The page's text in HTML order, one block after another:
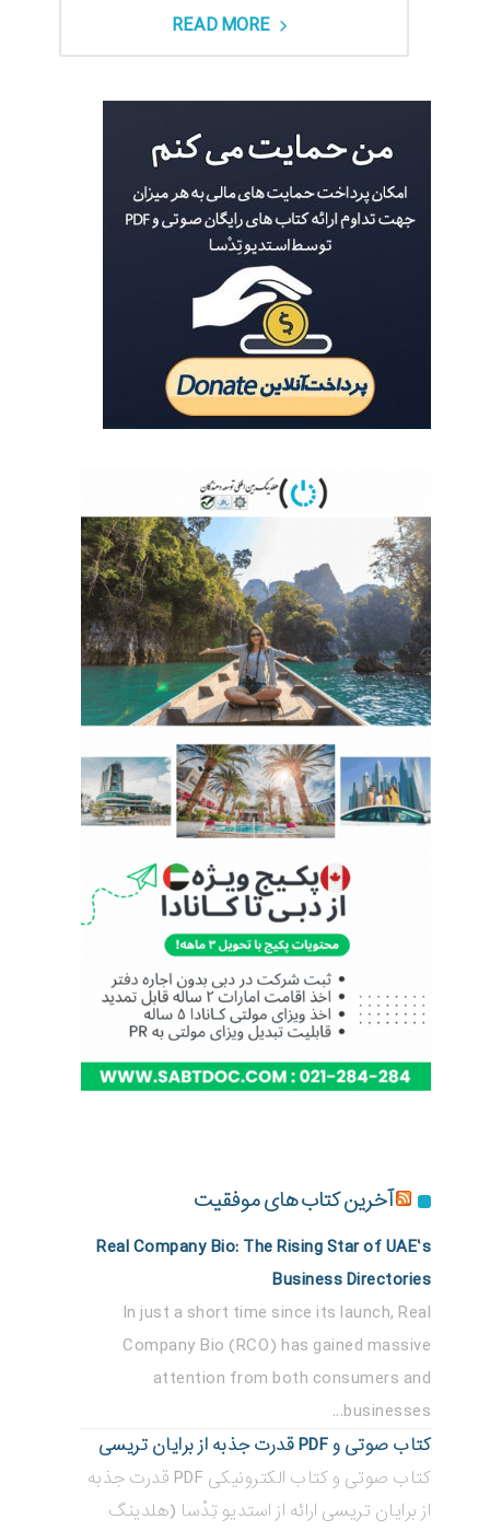
READ MORE
آخرین کتاب های موفقیت
Real Company Bio: The Rising Star of UAE’s
Business Directories
In just a short time since its launch, Real
Company Bio (RCO) has gained massive
attention from both consumers and
businesses...
کتاب صوتی و PDF قدرت جذبه از برایان تریسی
کتاب صوتی و کتاب الکترونیکی PDF قدرت جذبه
از برایان تریسی ارائه از استدیو تِدْسا (هلدینگ